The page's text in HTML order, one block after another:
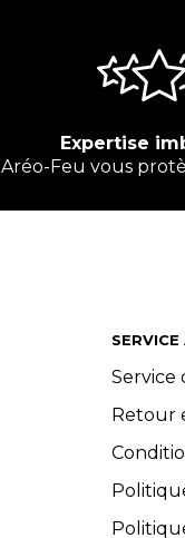
Expertise
Aréo-Feu vous
Service
Retour